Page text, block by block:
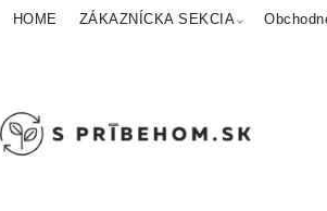
HOME ZÁKAZNÍCKA SEKCIA